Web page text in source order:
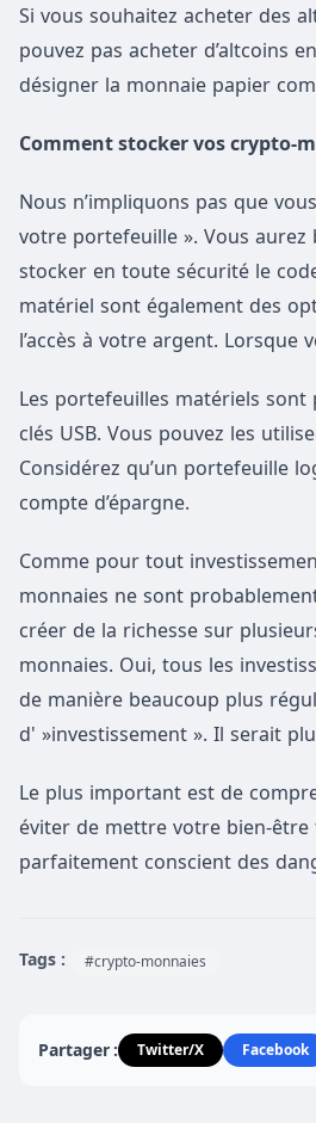
Si vous souhaitez acheter des
pouvez pas acheter d’altcoins
désigner la monnaie papier
Comment stocker vos crypto-
Nous n’impliquons pas que
votre portefeuille ». Vous
stocker en toute sécurité le
matériel sont également des
l’accès à votre argent. Lorsque
Les portefeuilles matériels sont
clés USB. Vous pouvez les
Considérez qu’un portefeuille
compte d’épargne.
Comme pour tout
monnaies ne sont
créer de la richesse sur
monnaies. Oui, tous les
de manière beaucoup plus
d' »investissement ». Il serait
Le plus important est de
éviter de mettre votre bien-être
parfaitement conscient des
Tags : #crypto-monnaies
Partager : Twitter/X Facebook